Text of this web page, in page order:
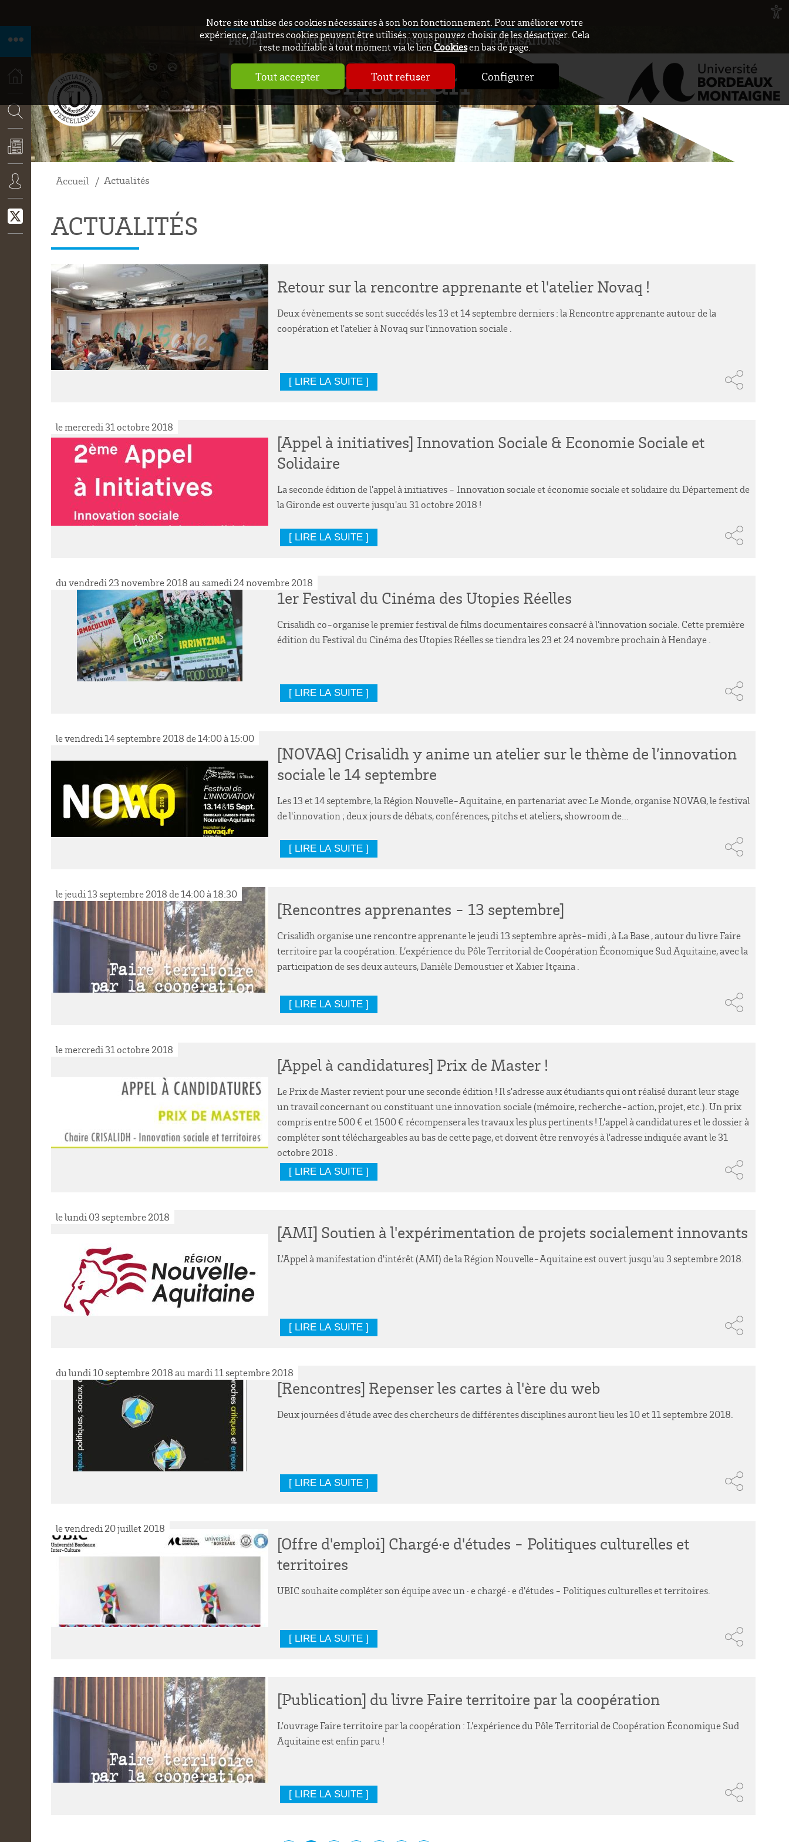
Notre site utilise des cookies nécessaires à son bon fonctionnement. Pour améliorer votre
expérience, d’autres cookies peuvent être utilisés : vous pouvez choisir de les désactiver. Cela
reste modifiable à tout moment via le lienCookiesen bas de page.
Tout accepter Tout refuser Configurer
ACCUEIL
RECHERCHE
ACTUALITÉS
CONNEXION
PROJET COMMUNAUTÉ DISPOSITIFS RÉALISATIONS
Crisalidh
Accueil Actualités
ACTUALITÉS
Retour sur la rencontre apprenante et l'atelier Novaq !
Deux évènements se sont succédés les 13 et 14 septembre derniers : la Rencontre apprenante autour de la
coopération et l'atelier à Novaq sur l'innovation sociale .
[ LIRE LA SUITE ]
le mercredi 31 octobre 2018
[Appel à initiatives] Innovation Sociale & Economie Sociale et
Solidaire
La seconde édition de l'appel à initiatives - Innovation sociale et économie sociale et solidaire du Département de
la Gironde est ouverte jusqu'au 31 octobre 2018 !
[ LIRE LA SUITE ]
du vendredi 23 novembre 2018 au samedi 24 novembre 2018
1er Festival du Cinéma des Utopies Réelles
Crisalidh co-organise le premier festival de films documentaires consacré à l’innovation sociale. Cette première
édition du Festival du Cinéma des Utopies Réelles se tiendra les 23 et 24 novembre prochain à Hendaye .
[ LIRE LA SUITE ]
le vendredi 14 septembre 2018 de 14:00 à 15:00
[NOVAQ] Crisalidh y anime un atelier sur le thème de l’innovation
sociale le 14 septembre
Les 13 et 14 septembre, la Région Nouvelle-Aquitaine, en partenariat avec Le Monde, organise NOVAQ, le festival
de l'innovation ; deux jours de débats, conférences, pitchs et ateliers, showroom de...
[ LIRE LA SUITE ]
le jeudi 13 septembre 2018 de 14:00 à 18:30
[Rencontres apprenantes - 13 septembre]
Crisalidh organise une rencontre apprenante le jeudi 13 septembre après-midi , à La Base , autour du livre Faire
territoire par la coopération. L’expérience du Pôle Territorial de Coopération Économique Sud Aquitaine, avec la
participation de ses deux auteurs, Danièle Demoustier et Xabier Itçaina .
[ LIRE LA SUITE ]
le mercredi 31 octobre 2018
[Appel à candidatures] Prix de Master !
Le Prix de Master revient pour une seconde édition ! Il s'adresse aux étudiants qui ont réalisé durant leur stage
un travail concernant ou constituant une innovation sociale (mémoire, recherche-action, projet, etc.). Un prix
compris entre 500 € et 1500 € récompensera les travaux les plus pertinents ! L'appel à candidatures et le dossier à
compléter sont téléchargeables au bas de cette page, et doivent être renvoyés à l'adresse indiquée avant le 31
octobre 2018 .
[ LIRE LA SUITE ]
le lundi 03 septembre 2018
[AMI] Soutien à l'expérimentation de projets socialement innovants
L'Appel à manifestation d'intérêt (AMI) de la Région Nouvelle-Aquitaine est ouvert jusqu'au 3 septembre 2018.
[ LIRE LA SUITE ]
du lundi 10 septembre 2018 au mardi 11 septembre 2018
[Rencontres] Repenser les cartes à l'ère du web
Deux journées d'étude avec des chercheurs de différentes disciplines auront lieu les 10 et 11 septembre 2018.
[ LIRE LA SUITE ]
le vendredi 20 juillet 2018
[Offre d'emploi] Chargé·e d'études - Politiques culturelles et
territoires
UBIC souhaite compléter son équipe avec un · e chargé · e d'études - Politiques culturelles et territoires.
[ LIRE LA SUITE ]
[Publication] du livre Faire territoire par la coopération
L'ouvrage Faire territoire par la coopération : L'expérience du Pôle Territorial de Coopération Économique Sud
Aquitaine est enfin paru !
[ LIRE LA SUITE ]